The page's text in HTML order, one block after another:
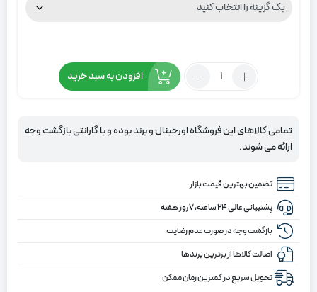
تعداد:
مکانیزم
طرح
کرم
و
افزودن به سبد خرید
تمامی کالاهای این فروشگاه اورجینال و برند بوده و با گارانتی بازگشت وجه
ارائه می شوند.
تضمین بهترین قیمت بازار
پشتیبانی عالی ۲۴ ساعته، ۷ روز هفته
بازگشت وجه در صورت عدم رضایت
اصالت کالاها از برترین برندها
تحویل سریع در کمترین زمان ممکن